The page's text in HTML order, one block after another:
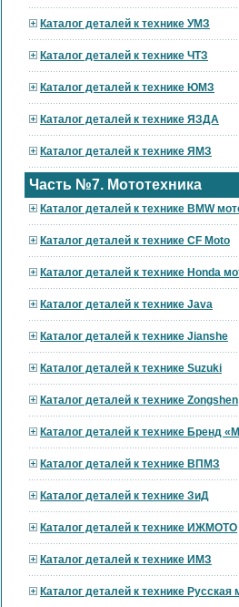
Каталог деталей к технике УМЗ
Каталог деталей к технике ЧТЗ
Каталог деталей к технике ЮМЗ
Каталог деталей к технике ЯЗДА
Каталог деталей к технике ЯМЗ
Часть №7. Мототехника
Каталог деталей к технике BMW
Каталог деталей к технике CF Moto
Каталог деталей к технике Honda
Каталог деталей к технике Java
Каталог деталей к технике Jianshe
Каталог деталей к технике Suzuki
Каталог деталей к технике Zongshen
Каталог деталей к технике Бренд
Каталог деталей к технике ВПМЗ
Каталог деталей к технике ЗиД
Каталог деталей к технике ИЖМОТО
Каталог деталей к технике ИМЗ
Каталог деталей к технике Русская